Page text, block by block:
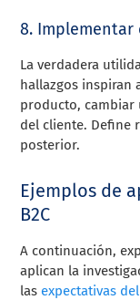
8. Implementar
La verdadera
hallazgos inspiran
producto, cambiar
del cliente. Define
posterior.
Ejemplos de
B2C
A continuación,
aplican la
las expectativas